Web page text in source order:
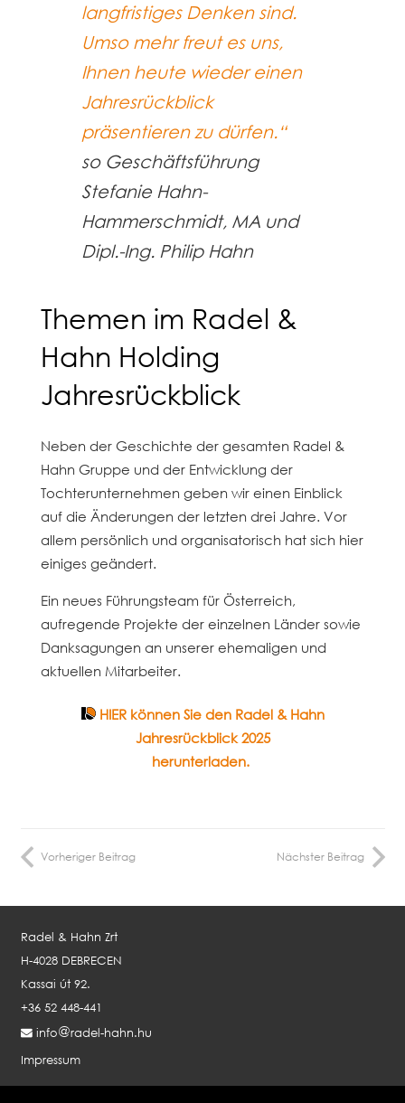
langfristiges Denken sind.
Umso mehr freut es uns,
Ihnen heute wieder einen
Jahresrückblick
präsentieren zu dürfen.“
so Geschäftsführung
Stefanie Hahn-
Hammerschmidt, MA und
Dipl.-Ing. Philip Hahn
Themen im Radel &
Hahn Holding
Jahresrückblick
Neben der Geschichte der gesamten Radel &
Hahn Gruppe und der Entwicklung der
Tochterunternehmen geben wir einen Einblick
auf die Änderungen der letzten drei Jahre. Vor
allem persönlich und organisatorisch hat sich hier
einiges geändert.
Ein neues Führungsteam für Österreich,
aufregende Projekte der einzelnen Länder sowie
Danksagungen an unserer ehemaligen und
aktuellen Mitarbeiter.
HIER können Sie den Radel & Hahn
Jahresrückblick 2025
herunterladen.
Vorheriger Beitrag Nächster Beitrag
Radel & Hahn Zrt
H-4028 DEBRECEN
Kassai út 92.
+36 52 448-441
info
radel-hahn.hu
Impressum